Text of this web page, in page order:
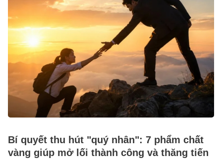
Bí quyết thu hút "quý nhân": 7 phẩm chất
vàng giúp mở lối thành công và thăng tiến